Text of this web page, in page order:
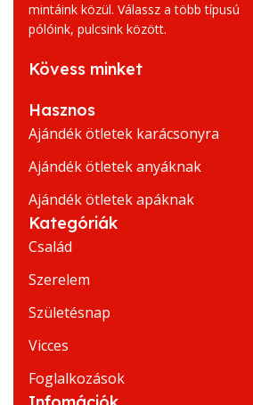
mintáink közül. Válassz a több típusú
pólóink, pulcsink között.
Kövess minket
Hasznos
Ajándék ötletek karácsonyra
Ajándék ötletek anyáknak
Ajándék ötletek apáknak
Kategóriák
Család
Szerelem
Születésnap
Vicces
Foglalkozások